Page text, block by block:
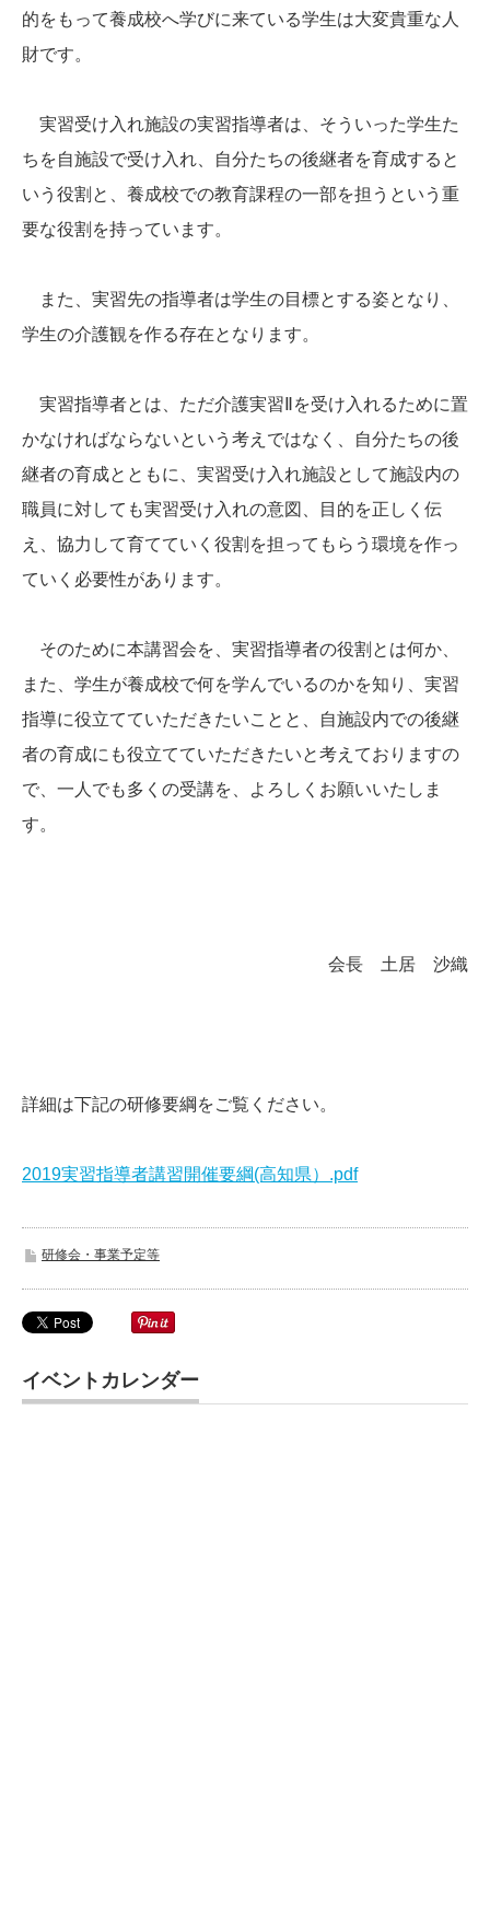
的をもって養成校へ学びに来ている学生は大変貴重な人
財です。
実習受け入れ施設の実習指導者は、そういった学生た
ちを自施設で受け入れ、自分たちの後継者を育成すると
いう役割と、養成校での教育課程の一部を担うという重
要な役割を持っています。
また、実習先の指導者は学生の目標とする姿となり、
学生の介護観を作る存在となります。
実習指導者とは、ただ介護実習Ⅱを受け入れるために置
かなければならないという考えではなく、自分たちの後
継者の育成とともに、実習受け入れ施設として施設内の
職員に対しても実習受け入れの意図、目的を正しく伝
え、協力して育てていく役割を担ってもらう環境を作っ
ていく必要性があります。
そのために本講習会を、実習指導者の役割とは何か、
また、学生が養成校で何を学んでいるのかを知り、実習
指導に役立てていただきたいことと、自施設内での後継
者の育成にも役立てていただきたいと考えておりますの
で、一人でも多くの受講を、よろしくお願いいたしま
す。
会長 土居 沙織
詳細は下記の研修要綱をご覧ください。
2019実習指導者講習開催要綱(高知県）.pdf
研修会・事業予定等
イベントカレンダー